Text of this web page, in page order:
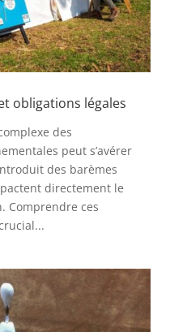
obligations légales
des
peut s’avérer
des barèmes
directement le
Comprendre ces